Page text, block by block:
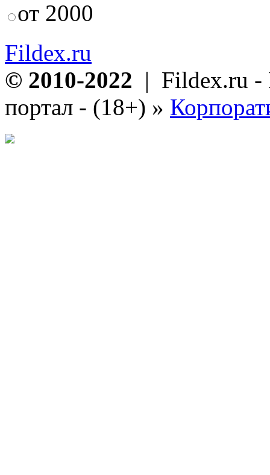
от 2000
Fildex.ru
© 2010-2022 | Fildex.ru -
портал - (18+) »